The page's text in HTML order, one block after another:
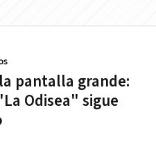
pantalla grande:
Odisea" sigue